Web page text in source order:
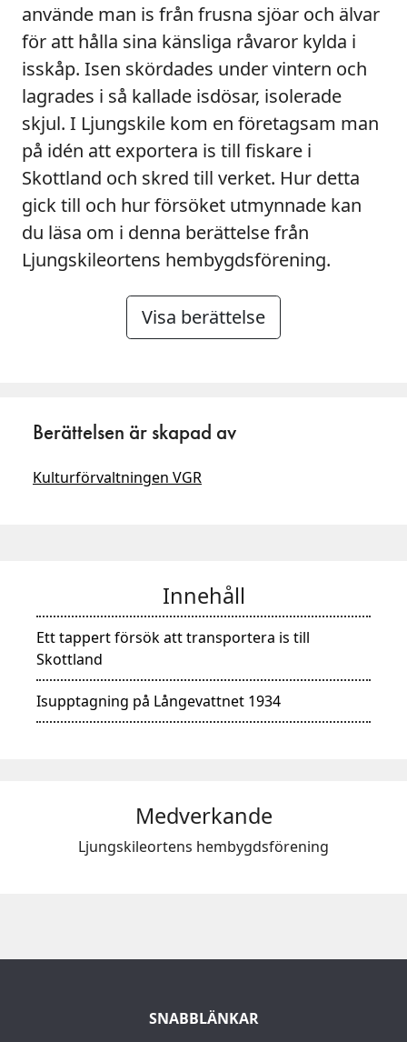
använde man is från frusna sjöar och älvar
för att hålla sina känsliga råvaror kylda i
isskåp. Isen skördades under vintern och
lagrades i så kallade isdösar, isolerade
skjul. I Ljungskile kom en företagsam man
på idén att exportera is till fiskare i
Skottland och skred till verket. Hur detta
gick till och hur försöket utmynnade kan
du läsa om i denna berättelse från
Ljungskileortens hembygdsförening.
Visa berättelse
Berättelsen är skapad av
Kulturförvaltningen VGR
Innehåll
Ett tappert försök att transportera is till
Skottland
Isupptagning på Långevattnet 1934
Medverkande
Ljungskileortens hembygdsförening
SNABBLÄNKAR